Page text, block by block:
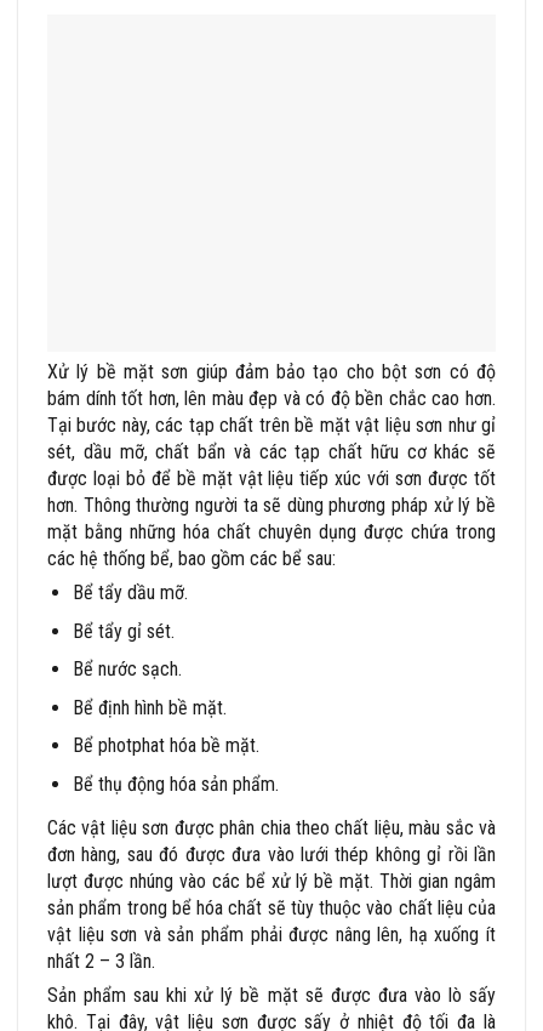
Xử lý bề mặt sơn giúp đảm bảo tạo cho bột sơn có độ
bám dính tốt hơn, lên màu đẹp và có độ bền chắc cao hơn.
Tại bước này, các tạp chất trên bề mặt vật liệu sơn như gỉ
sét, dầu mỡ, chất bẩn và các tạp chất hữu cơ khác sẽ
được loại bỏ để bề mặt vật liệu tiếp xúc với sơn được tốt
hơn. Thông thường người ta sẽ dùng phương pháp xử lý bề
mặt bằng những hóa chất chuyên dụng được chứa trong
các hệ thống bể, bao gồm các bể sau:
Bể tẩy dầu mỡ.
Bể tẩy gỉ sét.
Bể nước sạch.
Bể định hình bề mặt.
Bể photphat hóa bề mặt.
Bể thụ động hóa sản phẩm.
Các vật liệu sơn được phân chia theo chất liệu, màu sắc và
đơn hàng, sau đó được đưa vào lưới thép không gỉ rồi lần
lượt được nhúng vào các bể xử lý bề mặt. Thời gian ngâm
sản phẩm trong bể hóa chất sẽ tùy thuộc vào chất liệu của
vật liệu sơn và sản phẩm phải được nâng lên, hạ xuống ít
nhất 2 – 3 lần.
Sản phẩm sau khi xử lý bề mặt sẽ được đưa vào lò sấy
khô. Tại đây, vật liệu sơn được sấy ở nhiệt độ tối đa là